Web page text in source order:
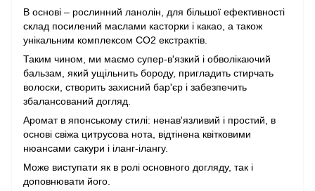
В основі – рослинний ланолін, для більшої ефективності
склад посилений маслами касторки і какао, а також
унікальним комплексом СО2 екстрактів.
Таким чином, ми маємо супер-в'язкий і обволікаючий
бальзам, який ущільнить бороду, пригладить стирчать
волоски, створить захисний бар'єр і забезпечить
збалансований догляд.
Аромат в японському стилі: ненав'язливий і простий, в
основі свіжа цитрусова нота, відтінена квітковими
нюансами сакури і іланг-ілангу.
Може виступати як в ролі основного догляду, так і
доповнювати його.